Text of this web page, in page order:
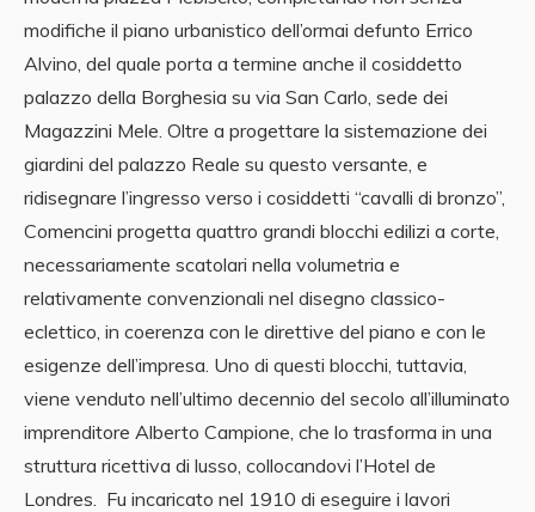
modifiche il piano urbanistico dell’ormai defunto Errico
Alvino, del quale porta a termine anche il cosiddetto
palazzo della Borghesia su via San Carlo, sede dei
Magazzini Mele. Oltre a progettare la sistemazione dei
giardini del palazzo Reale su questo versante, e
ridisegnare l’ingresso verso i cosiddetti “cavalli di bronzo”,
Comencini progetta quattro grandi blocchi edilizi a corte,
necessariamente scatolari nella volumetria e
relativamente convenzionali nel disegno classico-
eclettico, in coerenza con le direttive del piano e con le
esigenze dell’impresa. Uno di questi blocchi, tuttavia,
viene venduto nell’ultimo decennio del secolo all’illuminato
imprenditore Alberto Campione, che lo trasforma in una
struttura ricettiva di lusso, collocandovi l’Hotel de
Londres. Fu incaricato nel 1910 di eseguire i lavori